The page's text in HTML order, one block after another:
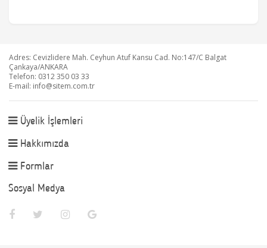
Adres: Cevizlidere Mah. Ceyhun Atuf Kansu Cad. No:147/C Balgat
Çankaya/ANKARA
Telefon: 0312 350 03 33
E-mail: info@sitem.com.tr
Üyelik İşlemleri
Hakkımızda
Formlar
Sosyal Medya